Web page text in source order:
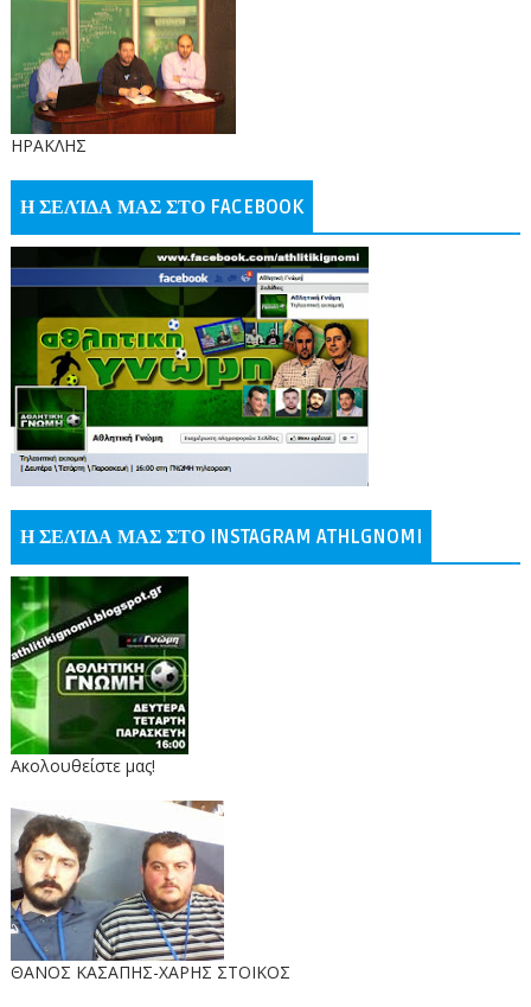
ΗΡΑΚΛΗΣ
Η ΣΕΛΊΔΑ ΜΑΣ ΣΤΟ FACEBOOK
Η ΣΕΛΊΔΑ ΜΑΣ ΣΤΟ INSTAGRAM ATHLGNOMI
Ακολουθείστε μας!
ΘΑΝΟΣ ΚΑΣΑΠΗΣ-ΧΑΡΗΣ ΣΤΟΙΚΟΣ